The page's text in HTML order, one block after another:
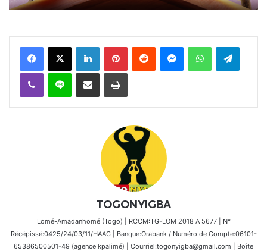
FacebookX Linkedin PinterestReddit MessengerWhatsAppTelegram
Viber Ligne Partager par email Imprimer
TOGONYIGBA
Lomé-Amadanhomé (Togo) | RCCM:TG-LOM 2018 A 5677 | N°
Récépissé:0425/24/03/11/HAAC | Banque:Orabank / Numéro de Compte:06101-
65386500501-49 (agence kpalimé) | Courriel:togonyigba@gmail.com | Boîte